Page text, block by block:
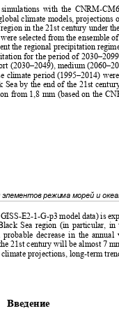
simulations with the CNRM-
climate models,
in the 21st century under
selected from the ensemble
the regional precipitation
for the period of
(2030–2049), medium
climate period (1995–2014)
Sea by the end of the 21st
from 1,8 mm (based on the
режима морей и
E2-1-G-p3 model data) is
Sea region (in particular,
probable decrease in the
21st century will be almost 7
climate projections, long-term
Введение